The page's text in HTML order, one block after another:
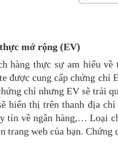
mở rộng (EV)
hàng thực sự am hiểu
được cung cấp chứng chỉ
chỉ nhưng EV sẽ trải
hiển thị trên thanh địa
tín về ngân hàng,… Loại
trang web của bạn.